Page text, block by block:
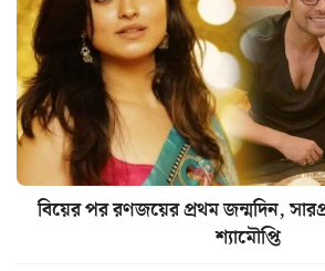
বিয়ের পর রণজয়ের প্রথম জন্মদিন,
শ্যামৌপ্তি